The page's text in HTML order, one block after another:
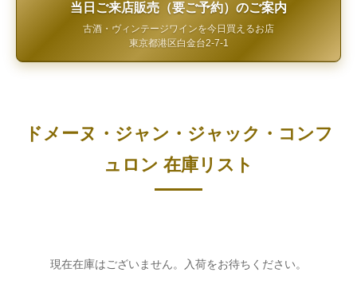
当日ご来店販売（要ご予約）のご案内
古酒・ヴィンテージワインを今日買えるお店
東京都港区白金台2-7-1
ドメーヌ・ジャン・ジャック・コンフ
ュロン 在庫リスト
現在在庫はございません。入荷をお待ちください。